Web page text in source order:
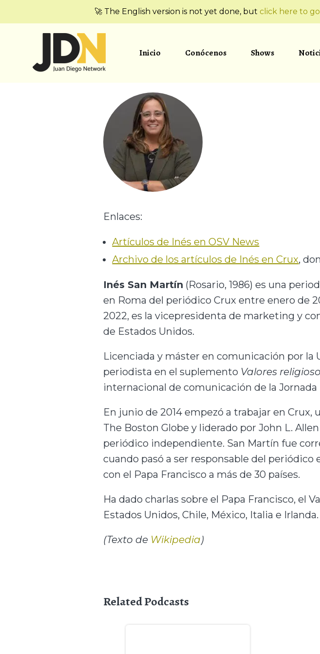
🚀 The English version is not yet done, but click here to
Inicio Conócenos Shows
Enlaces:
Artículos de Inés en OSV News
Archivo de los artículos de Inés en Crux,
Inés San Martín (Rosario, 1986) es una
en Roma del periódico Crux entre enero de
2022, es la vicepresidenta de marketing y
de Estados Unidos.
Licenciada y máster en comunicación por la
periodista en el suplemento Valores
internacional de comunicación de la Jornada
En junio de 2014 empezó a trabajar en
The Boston Globe y liderado por John L. Allen
periódico independiente. San Martín fue
cuando pasó a ser responsable del
con el Papa Francisco a más de 30 países.
Ha dado charlas sobre el Papa Francisco, el
Estados Unidos, Chile, México, Italia e Irlanda.
​(Texto de Wikipedia)
Related Podcasts